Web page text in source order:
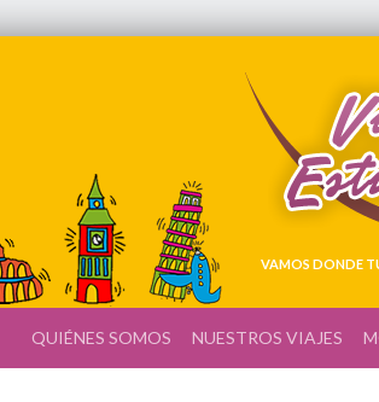
VAMOS DONDE
QUIÉNES SOMOS NUESTROS VIAJES